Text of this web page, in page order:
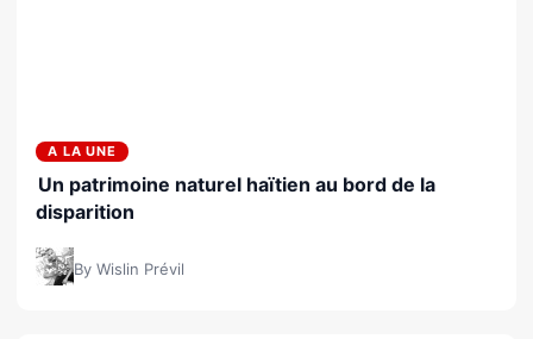
A LA UNE
Un patrimoine naturel haïtien au bord de la
disparition
By Wislin Prévil